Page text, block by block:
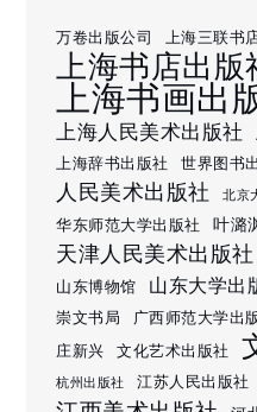
万卷出版公司 上海三联书
上海书店出版
上海书画出
上海人民美术出版社
上海辞书出版社 世界图书
人民美术出版社 北京
华东师范大学出版社 叶潞
天津人民美术出版社
山东博物馆
山东大学出
崇文书局 广西师范大学出
庄新兴 文化艺术出版社
杭州出版社 江苏人民出版社